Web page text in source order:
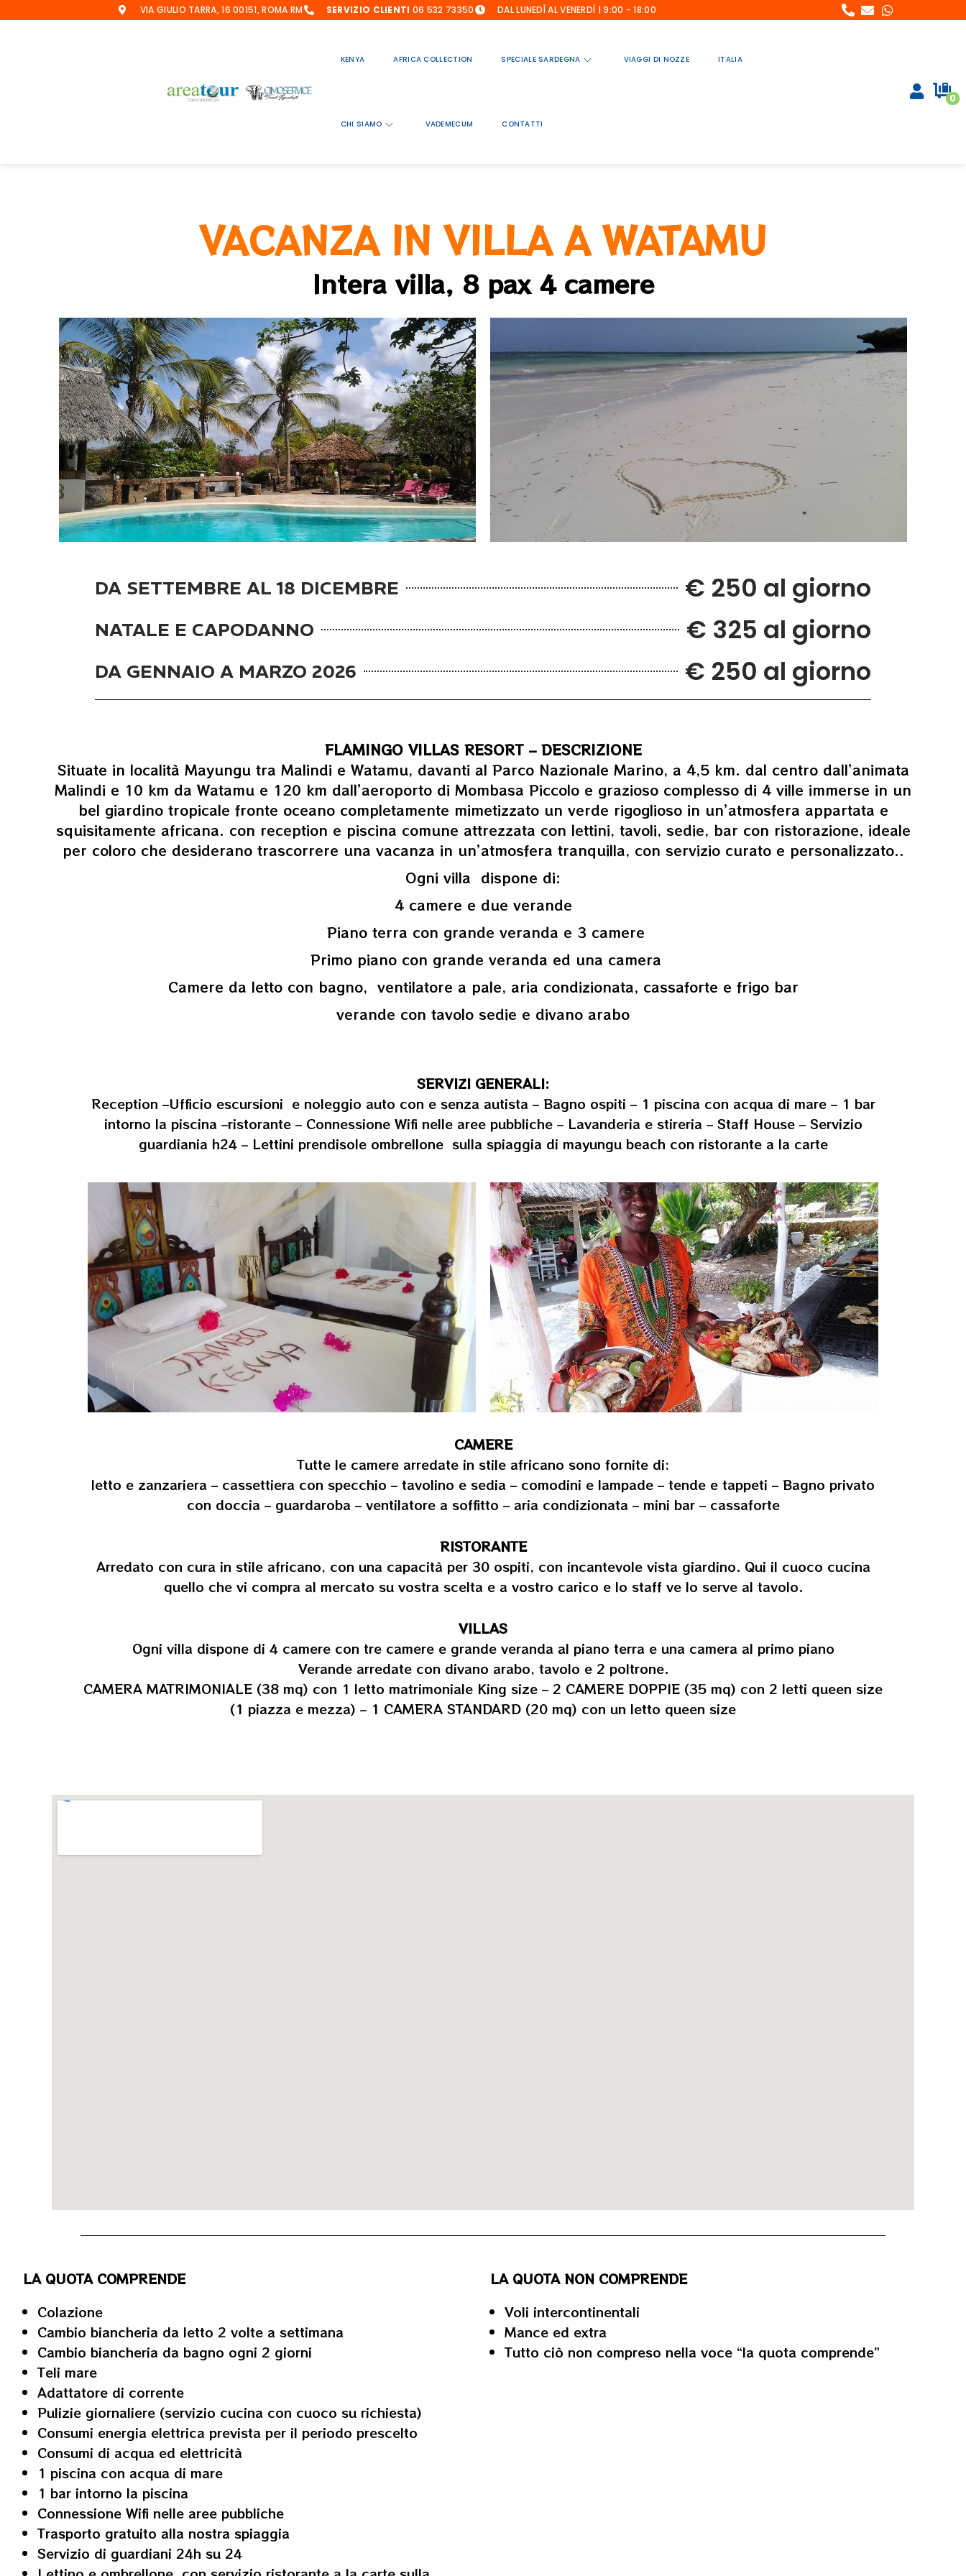
VIA GIULIO TARRA, 16 00151, ROMA RM SERVIZIO CLIENTI 06 532 73350 DAL LUNEDÌ AL VENERDÌ | 9:00 - 18:00
KENYA AFRICA COLLECTION SPECIALE SARDEGNA VIAGGI DI NOZZE ITALIA
CHI SIAMO VADEMECUM CONTATTI
0
VACANZA IN VILLA A WATAMU
Intera villa, 8 pax 4 camere
DA SETTEMBRE AL 18 DICEMBRE € 250 al giorno
NATALE E CAPODANNO € 325 al giorno
DA GENNAIO A MARZO 2026 € 250 al giorno
FLAMINGO VILLAS RESORT – DESCRIZIONE
Situate in località Mayungu tra Malindi e Watamu, davanti al Parco Nazionale Marino, a 4,5 km. dal centro dall’animata
Malindi e 10 km da Watamu e 120 km dall’aeroporto di Mombasa Piccolo e grazioso complesso di 4 ville immerse in un
bel giardino tropicale fronte oceano completamente mimetizzato un verde rigoglioso in un’atmosfera appartata e
squisitamente africana. con reception e piscina comune attrezzata con lettini, tavoli, sedie, bar con ristorazione, ideale
per coloro che desiderano trascorrere una vacanza in un’atmosfera tranquilla, con servizio curato e personalizzato..
Ogni villa dispone di:
4 camere e due verande
Piano terra con grande veranda e 3 camere
Primo piano con grande veranda ed una camera
Camere da letto con bagno, ventilatore a pale, aria condizionata, cassaforte e frigo bar
verande con tavolo sedie e divano arabo
SERVIZI GENERALI:
Reception –Ufficio escursioni e noleggio auto con e senza autista – Bagno ospiti – 1 piscina con acqua di mare – 1 bar
intorno la piscina –ristorante – Connessione Wifi nelle aree pubbliche – Lavanderia e stireria – Staff House – Servizio
guardiania h24 – Lettini prendisole ombrellone sulla spiaggia di mayungu beach con ristorante a la carte
CAMERE
Tutte le camere arredate in stile africano sono fornite di:
letto e zanzariera – cassettiera con specchio – tavolino e sedia – comodini e lampade – tende e tappeti – Bagno privato
con doccia – guardaroba – ventilatore a soffitto – aria condizionata – mini bar – cassaforte
RISTORANTE
Arredato con cura in stile africano, con una capacità per 30 ospiti, con incantevole vista giardino. Qui il cuoco cucina
quello che vi compra al mercato su vostra scelta e a vostro carico e lo staff ve lo serve al tavolo.
VILLAS
Ogni villa dispone di 4 camere con tre camere e grande veranda al piano terra e una camera al primo piano
Verande arredate con divano arabo, tavolo e 2 poltrone.
CAMERA MATRIMONIALE (38 mq) con 1 letto matrimoniale King size – 2 CAMERE DOPPIE (35 mq) con 2 letti queen size
(1 piazza e mezza) – 1 CAMERA STANDARD (20 mq) con un letto queen size
LA QUOTA COMPRENDE
Colazione
Cambio biancheria da letto 2 volte a settimana
Cambio biancheria da bagno ogni 2 giorni
Teli mare
Adattatore di corrente
Pulizie giornaliere (servizio cucina con cuoco su richiesta)
Consumi energia elettrica prevista per il periodo prescelto
Consumi di acqua ed elettricità
1 piscina con acqua di mare
1 bar intorno la piscina
Connessione Wifi nelle aree pubbliche
Trasporto gratuito alla nostra spiaggia
Servizio di guardiani 24h su 24
LA QUOTA NON COMPRENDE
Voli intercontinentali
Mance ed extra
Tutto ciò non compreso nella voce “la quota comprende”